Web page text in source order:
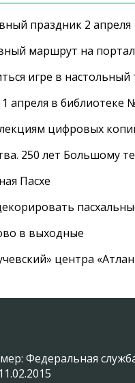
праздник 2 апреля
маршрут на
игре в настольный
апреля в библиотеке
цифровых
250 лет Большому
Пасхе
в выходные
центра
Федеральная